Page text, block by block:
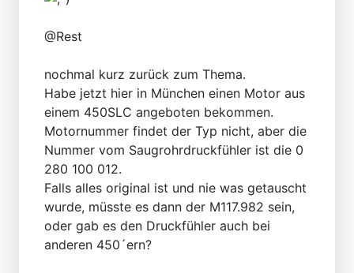
@Rest
nochmal kurz zurück zum Thema.
Habe jetzt hier in München einen Motor aus
einem 450SLC angeboten bekommen.
Motornummer findet der Typ nicht, aber die
Nummer vom Saugrohrdruckfühler ist die 0
280 100 012.
Falls alles original ist und nie was getauscht
wurde, müsste es dann der M117.982 sein,
oder gab es den Druckfühler auch bei
anderen 450´ern?